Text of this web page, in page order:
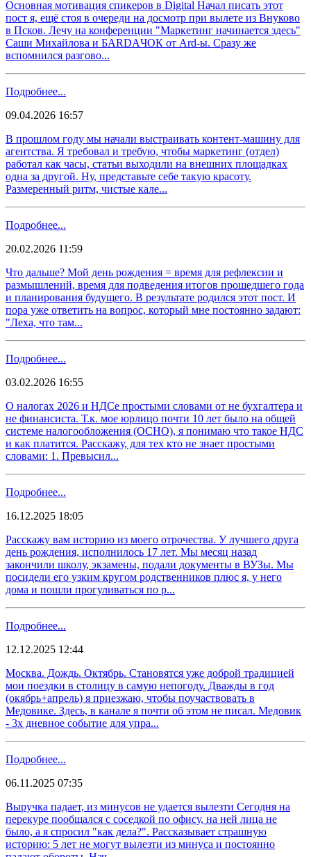
Основная мотивация спикеров в Digital Начал писать этот
пост я, ещё стоя в очереди на досмотр при вылете из Внуково
в Псков. Лечу на конференции "Маркетинг начинается здесь"
Саши Михайлова и БARDAЧОК от Ard-ы. Сразу же
вспомнился разгово...
Подробнее...
09.04.2026 16:57
В прошлом году мы начали выстраивать контент-машину для
агентства. Я требовал и требую, чтобы маркетинг (отдел)
работал как часы, статьи выходили на внешних площадках
одна за другой. Ну, представьте себе такую красоту.
Размеренный ритм, чистые кале...
Подробнее...
20.02.2026 11:59
Что дальше? Мой день рождения = время для рефлексии и
размышлений, время для подведения итогов прошедшего года
и планирования будущего. В результате родился этот пост. И
пора уже ответить на вопрос, который мне постоянно задают:
"Леха, что там...
Подробнее...
03.02.2026 16:55
О налогах 2026 и НДСе простыми словами от не бухгалтера и
не финансиста. Т.к. мое юрлицо почти 10 лет было на общей
системе налогообложения (ОСНО), я понимаю что такое НДС
и как платится. Расскажу, для тех кто не знает простыми
словами: 1. Превысил...
Подробнее...
16.12.2025 18:05
Расскажу вам историю из моего отрочества. У лучшего друга
день рождения, исполнилось 17 лет. Мы месяц назад
закончили школу, экзамены, подали документы в ВУЗы. Мы
посидели его узким кругом родственников плюс я, у него
дома и пошли прогуливаться по р...
Подробнее...
12.12.2025 12:44
Москва. Дождь. Октябрь. Становятся уже доброй традицией
мои поездки в столицу в самую непогоду. Дважды в год
(окябрь+апрель) я приезжаю, чтобы поучаствовать в
Медовике. Здесь, в канале я почти об этом не писал. Медовик
- 3х дневное событие для упра...
Подробнее...
06.11.2025 07:35
Выручка падает, из минусов не удается вылезти Сегодня на
перекуре пообщался с соседкой по офису, на ней лица не
было, а я спросил "как дела?". Рассказывает страшную
историю: 5 лет не могут вылезти из минуса и постоянно